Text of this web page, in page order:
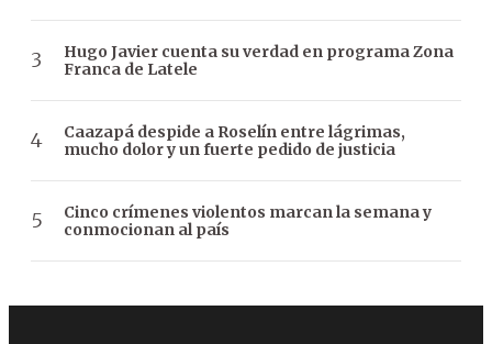
Hugo Javier cuenta su verdad en programa Zona
Franca de Latele
Caazapá despide a Roselín entre lágrimas,
mucho dolor y un fuerte pedido de justicia
Cinco crímenes violentos marcan la semana y
conmocionan al país